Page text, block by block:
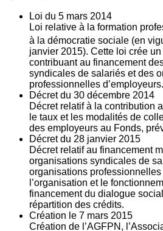
Loi du 5 mars 2014
Loi relative à la formation
à la démocratie sociale (en
janvier 2015). Cette loi crée
contribuant au financement
syndicales de salariés et des
professionnelles d’employeurs.
Décret du 30 décembre 2014
Décret relatif à la contribution
le taux et les modalités de
des employeurs au Fonds,
Décret du 28 janvier 2015
Décret relatif au financement
organisations syndicales de
organisations professionnelles
l’organisation et le
financement du dialogue
répartition des crédits.
Création le 7 mars 2015
Création de l’AGFPN,